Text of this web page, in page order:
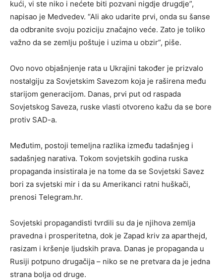
kući, vi ste niko i nećete biti pozvani nigdje drugdje”,
napisao je Medvedev. “Ali ako udarite prvi, onda su šanse
da odbranite svoju poziciju značajno veće. Zato je toliko
važno da se zemlju poštuje i uzima u obzir”, piše.
Ovo novo objašnjenje rata u Ukrajini također je prizvalo
nostalgiju za Sovjetskim Savezom koja je raširena među
starijom generacijom. Danas, prvi put od raspada
Sovjetskog Saveza, ruske vlasti otvoreno kažu da se bore
protiv SAD-a.
Međutim, postoji temeljna razlika između tadašnjeg i
sadašnjeg narativa. Tokom sovjetskih godina ruska
propaganda insistirala je na tome da se Sovjetski Savez
bori za svjetski mir i da su Amerikanci ratni huškači,
prenosi Telegram.hr.
Sovjetski propagandisti tvrdili su da je njihova zemlja
pravedna i prosperitetna, dok je Zapad kriv za aparthejd,
rasizam i kršenje ljudskih prava. Danas je propaganda u
Rusiji potpuno drugačija – niko se ne pretvara da je jedna
strana bolja od druge.